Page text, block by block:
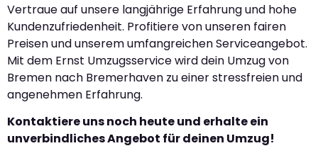
Vertraue auf unsere langjährige Erfahrung und hohe
Kundenzufriedenheit. Profitiere von unseren fairen
Preisen und unserem umfangreichen Serviceangebot.
Mit dem Ernst Umzugsservice wird dein Umzug von
Bremen nach Bremerhaven zu einer stressfreien und
angenehmen Erfahrung.
Kontaktiere uns noch heute und erhalte ein
unverbindliches Angebot für deinen Umzug!